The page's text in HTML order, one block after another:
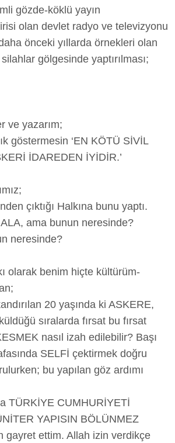
gözde-köklü yayın
olan devlet radyo ve televizyonu
önceki yıllarda örnekleri olan
gölgesinde yaptırılması;
ve yazarım;
göstermesin ‘EN KÖTÜ SİVİL
İDAREDEN İYİDİR.’
çıktığı Halkına bunu yaptı.
ama bunun neresinde?
neresinde?
olarak benim hiçte kültürüm-
20 yaşında ki ASKERE,
sıralarda fırsat bu fırsat
nasıl izah edilebilir? Başı
SELFİ çektirmek doğru
bu yapılan göz ardımı
TÜRKİYE CUMHURİYETİ
YAPISIN BÖLÜNMEZ
gayret ettim. Allah izin verdikçe